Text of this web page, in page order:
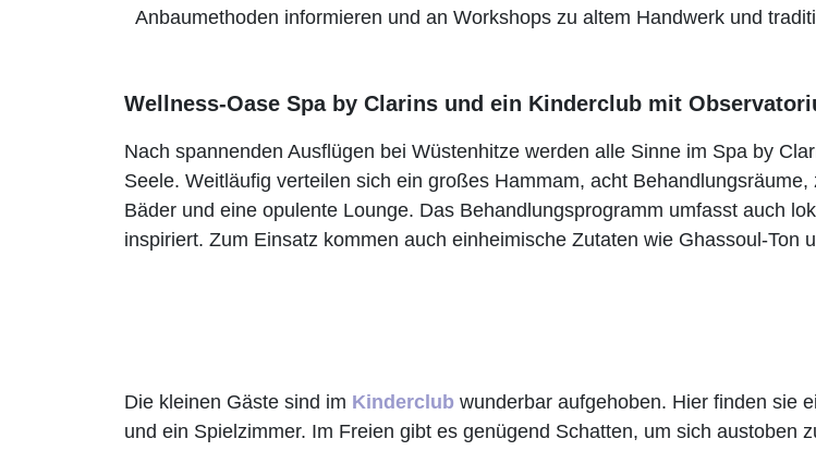
Anbaumethoden informieren und an Workshops zu altem Handwerk und
Wellness-Oase Spa by Clarins und ein Kinderclub mit
Nach spannenden Ausflügen bei Wüstenhitze werden alle Sinne im Spa by
Seele. Weitläufig verteilen sich ein großes Hammam, acht
Bäder und eine opulente Lounge. Das Behandlungsprogramm umfasst auch
inspiriert. Zum Einsatz kommen auch einheimische Zutaten wie Ghassoul-Ton
Die kleinen Gäste sind im Kinderclub wunderbar aufgehoben. Hier finden sie
und ein Spielzimmer. Im Freien gibt es genügend Schatten, um sich austoben